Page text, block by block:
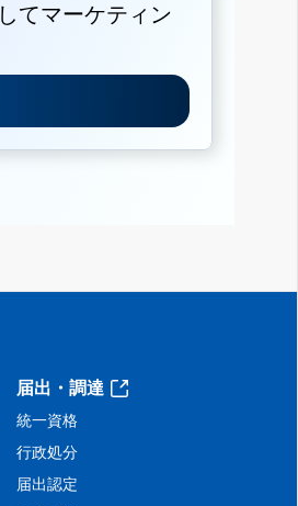
てマーケティン
届出・調達
統一資格
行政処分
届出認定